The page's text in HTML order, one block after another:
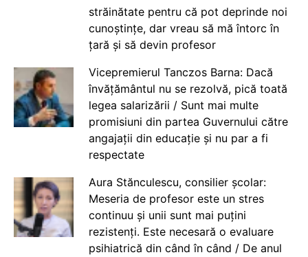
străinătate pentru că pot deprinde noi
cunoștințe, dar vreau să mă întorc în
țară și să devin profesor
Vicepremierul Tanczos Barna: Dacă
învățământul nu se rezolvă, pică toată
legea salarizării / Sunt mai multe
promisiuni din partea Guvernului către
angajații din educație și nu par a fi
respectate
Aura Stănculescu, consilier școlar:
Meseria de profesor este un stres
continuu și unii sunt mai puțini
rezistenți. Este necesară o evaluare
psihiatrică din când în când / De anul